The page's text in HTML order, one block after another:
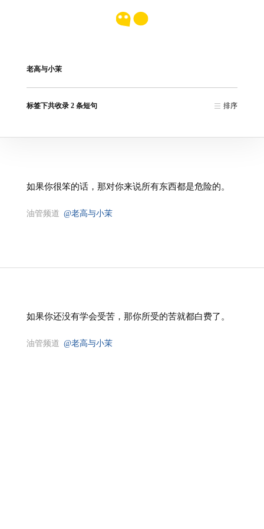
老高与小茉
标签下共收录 2 条短句 排序
如果你很笨的话，那对你来说所有东西都是危险的。
油管频道 @老高与小茉
如果你还没有学会受苦，那你所受的苦就都白费了。
油管频道 @老高与小茉